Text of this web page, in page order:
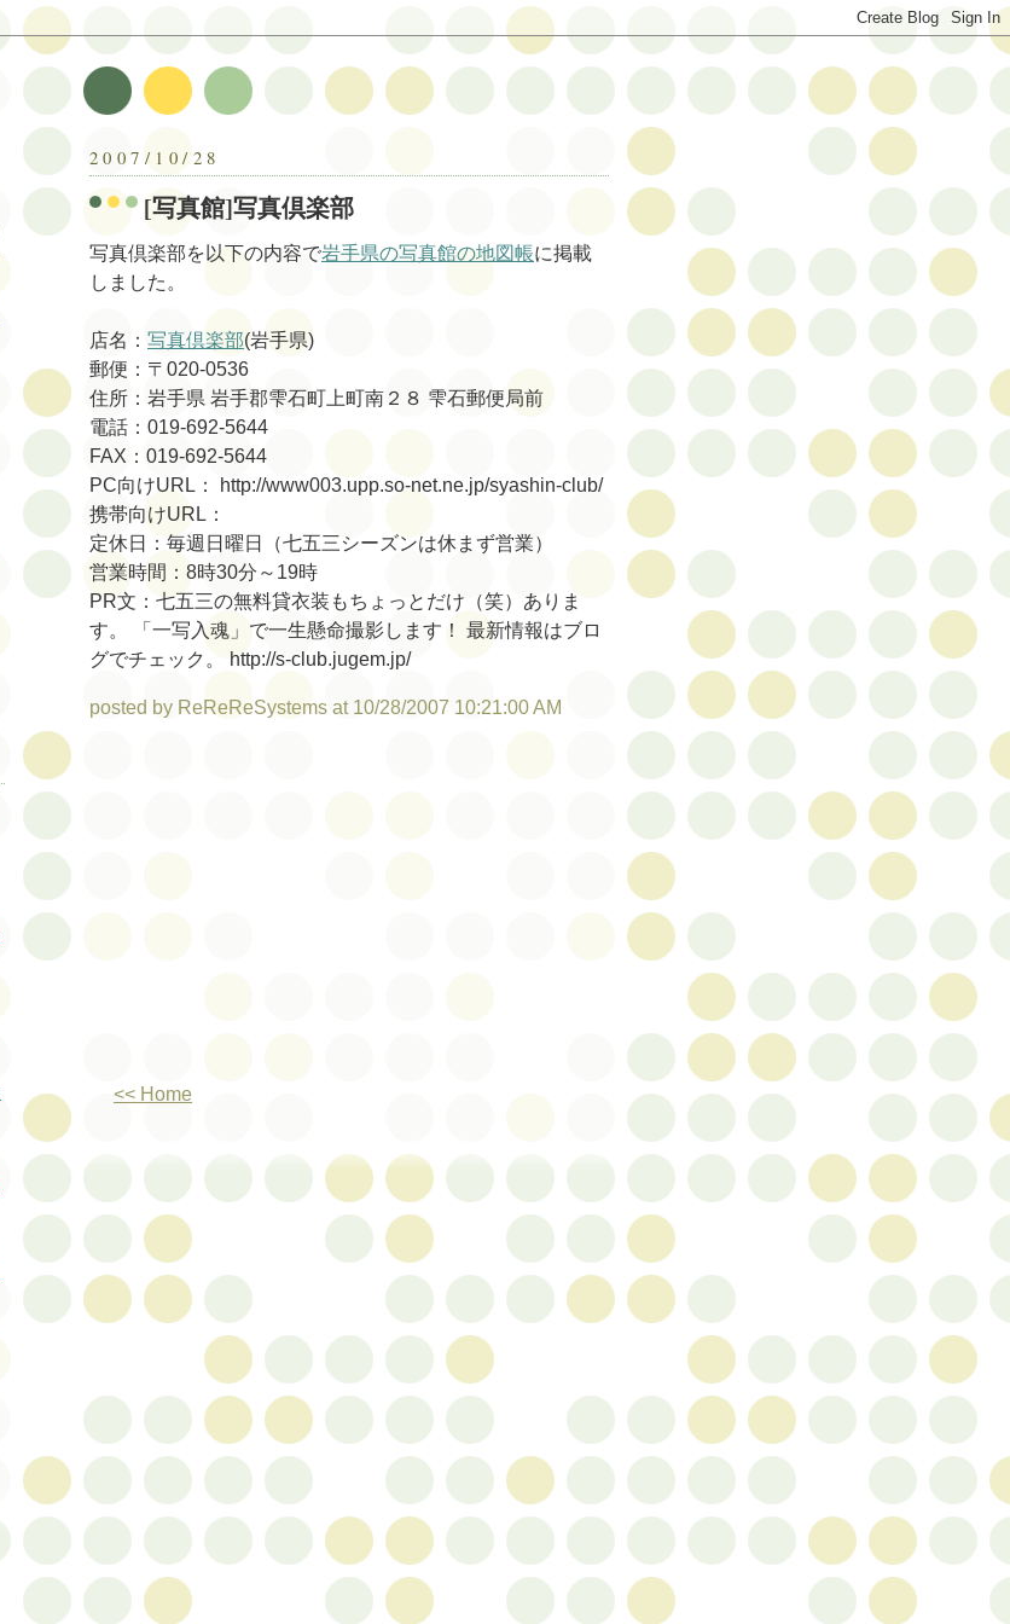
2007/10/28
[写真館]写真倶楽部
写真倶楽部を以下の内容で岩手県の写真館の地図帳に掲載
しました。
店名： 写真倶楽部(岩手県)
郵便：〒020-0536
住所：岩手県 岩手郡雫石町上町南２８ 雫石郵便局前
電話：019-692-5644
FAX：019-692-5644
PC向けURL： http://www003.upp.so-net.ne.jp/syashin-club/
携帯向けURL：
定休日：毎週日曜日（七五三シーズンは休まず営業）
営業時間：8時30分～19時
PR文：七五三の無料貸衣装もちょっとだけ（笑）ありま
す。 「一写入魂」で一生懸命撮影します！ 最新情報はブロ
グでチェック。 http://s-club.jugem.jp/
posted by ReReReSystems at 10/28/2007 10:21:00 AM
<< Home